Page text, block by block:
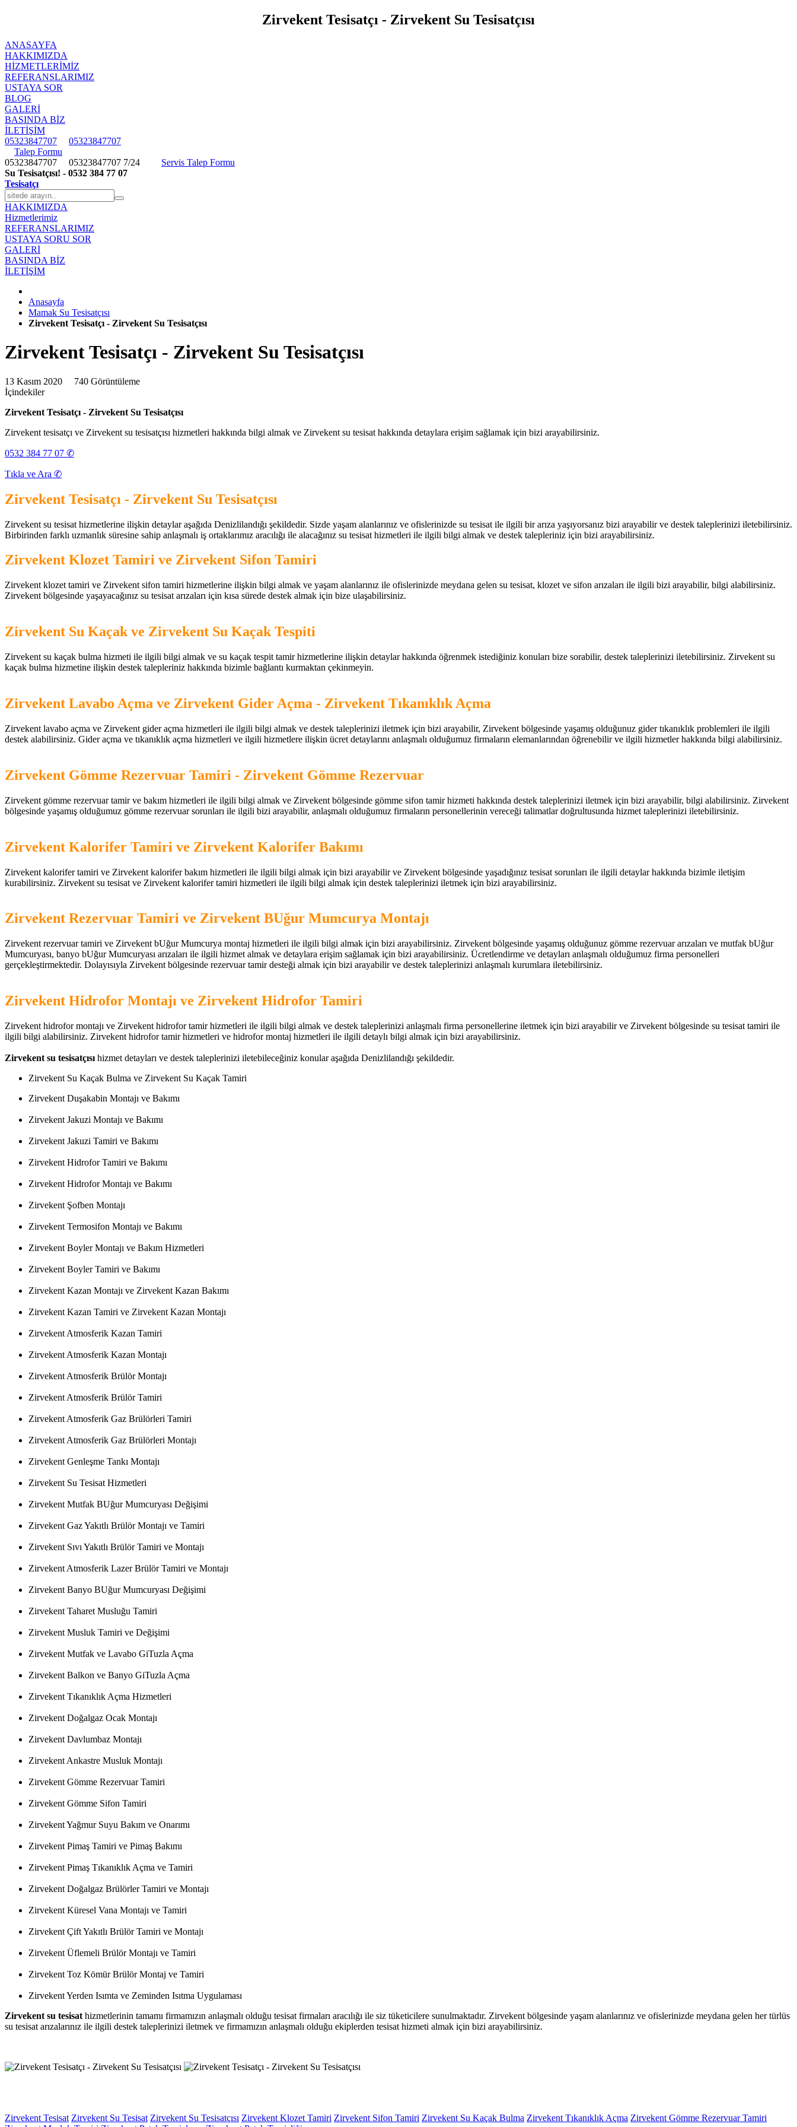
Zirvekent Tesisatçı - Zirvekent Su Tesisatçısı
ANASAYFA
HAKKIMIZDA
HIZMETLERIMIZ
REFERANSLARIMIZ
USTAYA SOR
BLOG
GALERİ
BASINDA BİZ
İLETİŞİM
05323847707
05323847707
Talep Formu
05323847707 05323847707 7/24
Servis Talep Formu
Su Tesisatçısı! - 0532 384 77 07
Tesisatçı
HAKKIMIZDA
Hizmetlerimiz
REFERANSLARIMIZ
USTAYA SORU SOR
GALERİ
BASINDA BİZ
İLETİŞİM
Anasayfa
Mamak Su Tesisatçısı
Zirvekent Tesisatçı - Zirvekent Su Tesisatçısı
Zirvekent Tesisatçı - Zirvekent Su Tesisatçısı
13 Kasım 2020 740 Görüntüleme
İçindekiler
Zirvekent Tesisatçı - Zirvekent Su Tesisatçısı
Zirvekent tesisatçı ve Zirvekent su tesisatçısı hizmetleri hakkında bilgi almak ve Zirvekent su tesisat hakkında detaylara erişim sağlamak için bizi arayabilirsiniz.
0532 384 77 07 ✆
Tıkla ve Ara ✆
Zirvekent Tesisatçı - Zirvekent Su Tesisatçısı
Zirvekent su tesisat hizmetlerine ilişkin detaylar aşağıda Denizlilandığı şekildedir. Sizde yaşam alanlarınız ve ofislerinizde su tesisat ile ilgili bir arıza yaşıyorsanız bizi arayabilir ve destek taleplerinizi iletebilirsiniz.
Birbirinden farklı uzmanlık süresine sahip anlaşmalı iş ortaklarımız aracılığı ile alacağınız su tesisat hizmetleri ile ilgili bilgi almak ve destek talepleriniz için bizi arayabilirsiniz.
Zirvekent Klozet Tamiri ve Zirvekent Sifon Tamiri
Zirvekent klozet tamiri ve Zirvekent sifon tamiri hizmetlerine ilişkin bilgi almak ve yaşam alanlarınız ile ofislerinizde meydana gelen su tesisat, klozet ve sifon arızaları ile ilgili bizi arayabilir, bilgi alabilirsiniz.
Zirvekent bölgesinde yaşayacağınız su tesisat arızaları için kısa sürede destek almak için bize ulaşabilirsiniz.
Zirvekent Su Kaçak ve Zirvekent Su Kaçak Tespiti
Zirvekent su kaçak bulma hizmeti ile ilgili bilgi almak ve su kaçak tespit tamir hizmetlerine ilişkin detaylar hakkında öğrenmek istediğiniz konuları bize sorabilir, destek taleplerinizi iletebilirsiniz. Zirvekent su
kaçak bulma hizmetine ilişkin destek talepleriniz hakkında bizimle bağlantı kurmaktan çekinmeyin.
Zirvekent Lavabo Açma ve Zirvekent Gider Açma - Zirvekent Tıkanıklık Açma
Zirvekent lavabo açma ve Zirvekent gider açma hizmetleri ile ilgili bilgi almak ve destek taleplerinizi iletmek için bizi arayabilir, Zirvekent bölgesinde yaşamış olduğunuz gider tıkanıklık problemleri ile ilgili
destek alabilirsiniz. Gider açma ve tıkanıklık açma hizmetleri ve ilgili hizmetlere ilişkin ücret detaylarını anlaşmalı olduğumuz firmaların elemanlarından öğrenebilir ve ilgili hizmetler hakkında bilgi alabilirsiniz.
Zirvekent Gömme Rezervuar Tamiri - Zirvekent Gömme Rezervuar
Zirvekent gömme rezervuar tamir ve bakım hizmetleri ile ilgili bilgi almak ve Zirvekent bölgesinde gömme sifon tamir hizmeti hakkında destek taleplerinizi iletmek için bizi arayabilir, bilgi alabilirsiniz. Zirvekent
bölgesinde yaşamış olduğumuz gömme rezervuar sorunları ile ilgili bizi arayabilir, anlaşmalı olduğumuz firmaların personellerinin vereceği talimatlar doğrultusunda hizmet taleplerinizi iletebilirsiniz.
Zirvekent Kalorifer Tamiri ve Zirvekent Kalorifer Bakımı
Zirvekent kalorifer tamiri ve Zirvekent kalorifer bakım hizmetleri ile ilgili bilgi almak için bizi arayabilir ve Zirvekent bölgesinde yaşadığınız tesisat sorunları ile ilgili detaylar hakkında bizimle iletişim
kurabilirsiniz. Zirvekent su tesisat ve Zirvekent kalorifer tamiri hizmetleri ile ilgili bilgi almak için destek taleplerinizi iletmek için bizi arayabilirsiniz.
Zirvekent Rezervuar Tamiri ve Zirvekent BUğur Mumcurya Montajı
Zirvekent rezervuar tamiri ve Zirvekent bUğur Mumcurya montaj hizmetleri ile ilgili bilgi almak için bizi arayabilirsiniz. Zirvekent bölgesinde yaşamış olduğunuz gömme rezervuar arızaları ve mutfak bUğur
Mumcuryası, banyo bUğur Mumcuryası arızaları ile ilgili hizmet almak ve detaylara erişim sağlamak için bizi arayabilirsiniz. Ücretlendirme ve detayları anlaşmalı olduğumuz firma personelleri
gerçekleştirmektedir. Dolayısıyla Zirvekent bölgesinde rezervuar tamir desteği almak için bizi arayabilir ve destek taleplerinizi anlaşmalı kurumlara iletebilirsiniz.
Zirvekent Hidrofor Montajı ve Zirvekent Hidrofor Tamiri
Zirvekent hidrofor montajı ve Zirvekent hidrofor tamir hizmetleri ile ilgili bilgi almak ve destek taleplerinizi anlaşmalı firma personellerine iletmek için bizi arayabilir ve Zirvekent bölgesinde su tesisat tamiri ile
ilgili bilgi alabilirsiniz. Zirvekent hidrofor tamir hizmetleri ve hidrofor montaj hizmetleri ile ilgili detaylı bilgi almak için bizi arayabilirsiniz.
Zirvekent su tesisatçısı hizmet detayları ve destek taleplerinizi iletebileceğiniz konular aşağıda Denizlilandığı şekildedir.
Zirvekent Su Kaçak Bulma ve Zirvekent Su Kaçak Tamiri
Zirvekent Duşakabin Montajı ve Bakımı
Zirvekent Jakuzi Montajı ve Bakımı
Zirvekent Jakuzi Tamiri ve Bakımı
Zirvekent Hidrofor Tamiri ve Bakımı
Zirvekent Hidrofor Montajı ve Bakımı
Zirvekent Şofben Montajı
Zirvekent Termosifon Montajı ve Bakımı
Zirvekent Boyler Montajı ve Bakım Hizmetleri
Zirvekent Boyler Tamiri ve Bakımı
Zirvekent Kazan Montajı ve Zirvekent Kazan Bakımı
Zirvekent Kazan Tamiri ve Zirvekent Kazan Montajı
Zirvekent Atmosferik Kazan Tamiri
Zirvekent Atmosferik Kazan Montajı
Zirvekent Atmosferik Brülör Montajı
Zirvekent Atmosferik Brülör Tamiri
Zirvekent Atmosferik Gaz Brülörleri Tamiri
Zirvekent Atmosferik Gaz Brülörleri Montajı
Zirvekent Genleşme Tankı Montajı
Zirvekent Su Tesisat Hizmetleri
Zirvekent Mutfak BUğur Mumcuryası Değişimi
Zirvekent Gaz Yakıtlı Brülör Montajı ve Tamiri
Zirvekent Sıvı Yakıtlı Brülör Tamiri ve Montajı
Zirvekent Atmosferik Lazer Brülör Tamiri ve Montajı
Zirvekent Banyo BUğur Mumcuryası Değişimi
Zirvekent Taharet Musluğu Tamiri
Zirvekent Musluk Tamiri ve Değişimi
Zirvekent Mutfak ve Lavabo GiTuzla Açma
Zirvekent Balkon ve Banyo GiTuzla Açma
Zirvekent Tıkanıklık Açma Hizmetleri
Zirvekent Doğalgaz Ocak Montajı
Zirvekent Davlumbaz Montajı
Zirvekent Ankastre Musluk Montajı
Zirvekent Gömme Rezervuar Tamiri
Zirvekent Gömme Sifon Tamiri
Zirvekent Yağmur Suyu Bakım ve Onarımı
Zirvekent Pimaş Tamiri ve Pimaş Bakımı
Zirvekent Pimaş Tıkanıklık Açma ve Tamiri
Zirvekent Doğalgaz Brülörler Tamiri ve Montajı
Zirvekent Küresel Vana Montajı ve Tamiri
Zirvekent Çift Yakıtlı Brülör Tamiri ve Montajı
Zirvekent Üflemeli Brülör Montajı ve Tamiri
Zirvekent Toz Kömür Brülör Montaj ve Tamiri
Zirvekent Yerden Isımta ve Zeminden Isıtma Uygulaması
Zirvekent su tesisat hizmetlerinin tamamı firmamızın anlaşmalı olduğu tesisat firmaları aracılığı ile siz tüketicilere sunulmaktadır. Zirvekent bölgesinde yaşam alanlarınız ve ofislerinizde meydana gelen her türlüs
su tesisat arızalarınız ile ilgili destek taleplerinizi iletmek ve firmamızın anlaşmalı olduğu ekiplerden tesisat hizmeti almak için bizi arayabilirsiniz.
Zirvekent Tesisat Zirvekent Su Tesisat Zirvekent Su Tesisatçısı Zirvekent Klozet Tamiri Zirvekent Sifon Tamiri Zirvekent Su Kaçak Bulma Zirvekent Tıkanıklık Açma Zirvekent Gömme Rezervuar Tamiri